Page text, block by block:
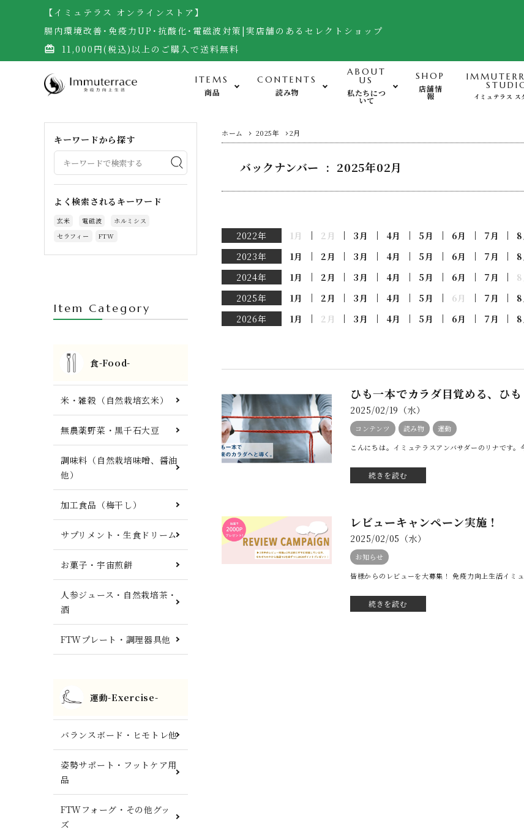
【イミュテラス オンラインストア】
腸内環境改善･免疫力UP･抗酸化･電磁波対策|実店舗のあるセレクトショップ
card_giftcard 11,000円(税込)以上のご購入で送料無料
ITEMS
商品
食-Food-
米・雑穀（自然栽培玄米）
無農薬野菜・黒千石大豆
調味料（自然栽培味噌、醤油他）
FTWプレート・調理器具他
運動-Exercise-
バランスボード・ヒモトレ他
CONTENTS
読み物
ABOUT
US
私たちにつ
いて
SHOP
店舗情
報 イミュテラス ス
ホーム 2025年 2月
バックナンバー : 2025年02月
2022年 1月 2月 3月 4月 5月 6月 7月 8
2023年
1月 2月 3月 4月 5月 6月 7月 8
2024年
1月 2月 3月 4月 5月 6月 7月 8
2025年
1月 2月 3月 4月 5月 6月 7月 8
2026年
1月 2月 3月 4月 5月 6月 7月 8
ひも一本でカラダ目覚める、ひ
2025/02/19（水）
コンテンツ 読み物
運動
こんにちは。イミュテラスアンバサダーのリナです
続きを読む
レビューキャンペーン実施！
2025/02/05（水）
お知らせ
皆様からのレビューを大募集！ 免疫力向上生活イ
続きを読む
キーワードから探す
よく検索されるキーワード
玄米 電磁波
ホルミシス
セラフィー
FTW
Item Category
食-Food-
米・雑穀（自然栽培玄米）
無農薬野菜・黒千石大豆
調味料（自然栽培味噌、醤油
他）
加工食品（梅干し）
サプリメント・生食ドリーム
お菓子・宇宙煎餅
人参ジュース・自然栽培茶・
酒
FTWプレート・調理器具他
運動-Exercise-
バランスボード・ヒモトレ他
姿勢サポート・フットケア用
品
FTWフォーグ・その他グッ
ズ